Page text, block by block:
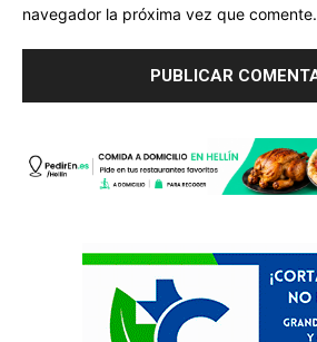
navegador la próxima vez que comente.